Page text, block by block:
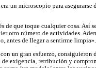
un microscopio para asegurarse
de que toque cualquier cosa. Así
otro número de actividades.
antes de llegar a sentirme limpia».
un gran esfuerzo, consiguieron
exigencia, retribución y